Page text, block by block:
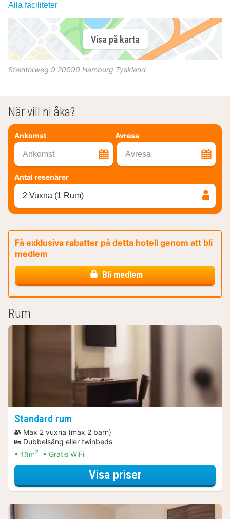
Alla faciliteter
Visa på karta
Steintorweg 9 20099 Hamburg Tyskland
När vill ni åka?
Ankomst Avresa
Ankomst Avresa
Antal resenärer
2 Vuxna (1 Rum)
Få exklusiva rabatter på detta hotell genom att bli
medlem
Bli medlem
Rum
Standard rum
Max 2 vuxna (max 2 barn)
Dubbelsäng eller twinbeds
19m2 Gratis WiFi
Visa priserför Romantiskt